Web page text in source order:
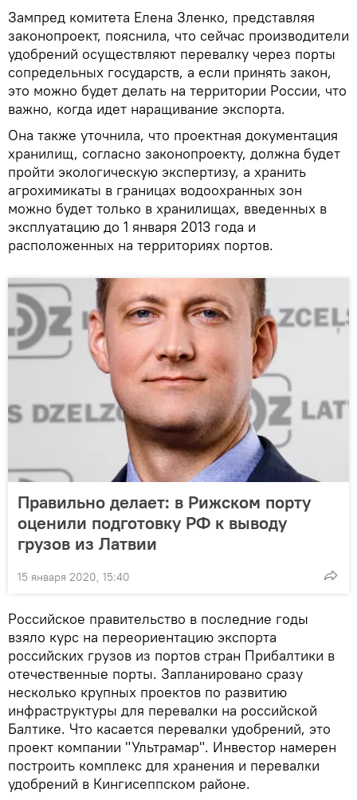
Зампред комитета Елена Зленко, представляя
законопроект, пояснила, что сейчас производители
удобрений осуществляют перевалку через порты
сопредельных государств, а если принять закон,
это можно будет делать на территории России, что
важно, когда идет наращивание экспорта.
Она также уточнила, что проектная документация
хранилищ, согласно законопроекту, должна будет
пройти экологическую экспертизу, а хранить
агрохимикаты в границах водоохранных зон
можно будет только в хранилищах, введенных в
эксплуатацию до 1 января 2013 года и
расположенных на территориях портов.
Правильно делает: в Рижском порту
оценили подготовку РФ к выводу
грузов из Латвии
15 января 2020, 15:40
Российское правительство в последние годы
взяло курс на переориентацию экспорта
российских грузов из портов стран Прибалтики в
отечественные порты. Запланировано сразу
несколько крупных проектов по развитию
инфраструктуры для перевалки на российской
Балтике. Что касается перевалки удобрений, это
проект компании "Ультрамар". Инвестор намерен
построить комплекс для хранения и перевалки
удобрений в Кингисеппском районе.